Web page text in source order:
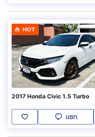
HOT
2017 Honda Civic 1.5 Turbo
แชท